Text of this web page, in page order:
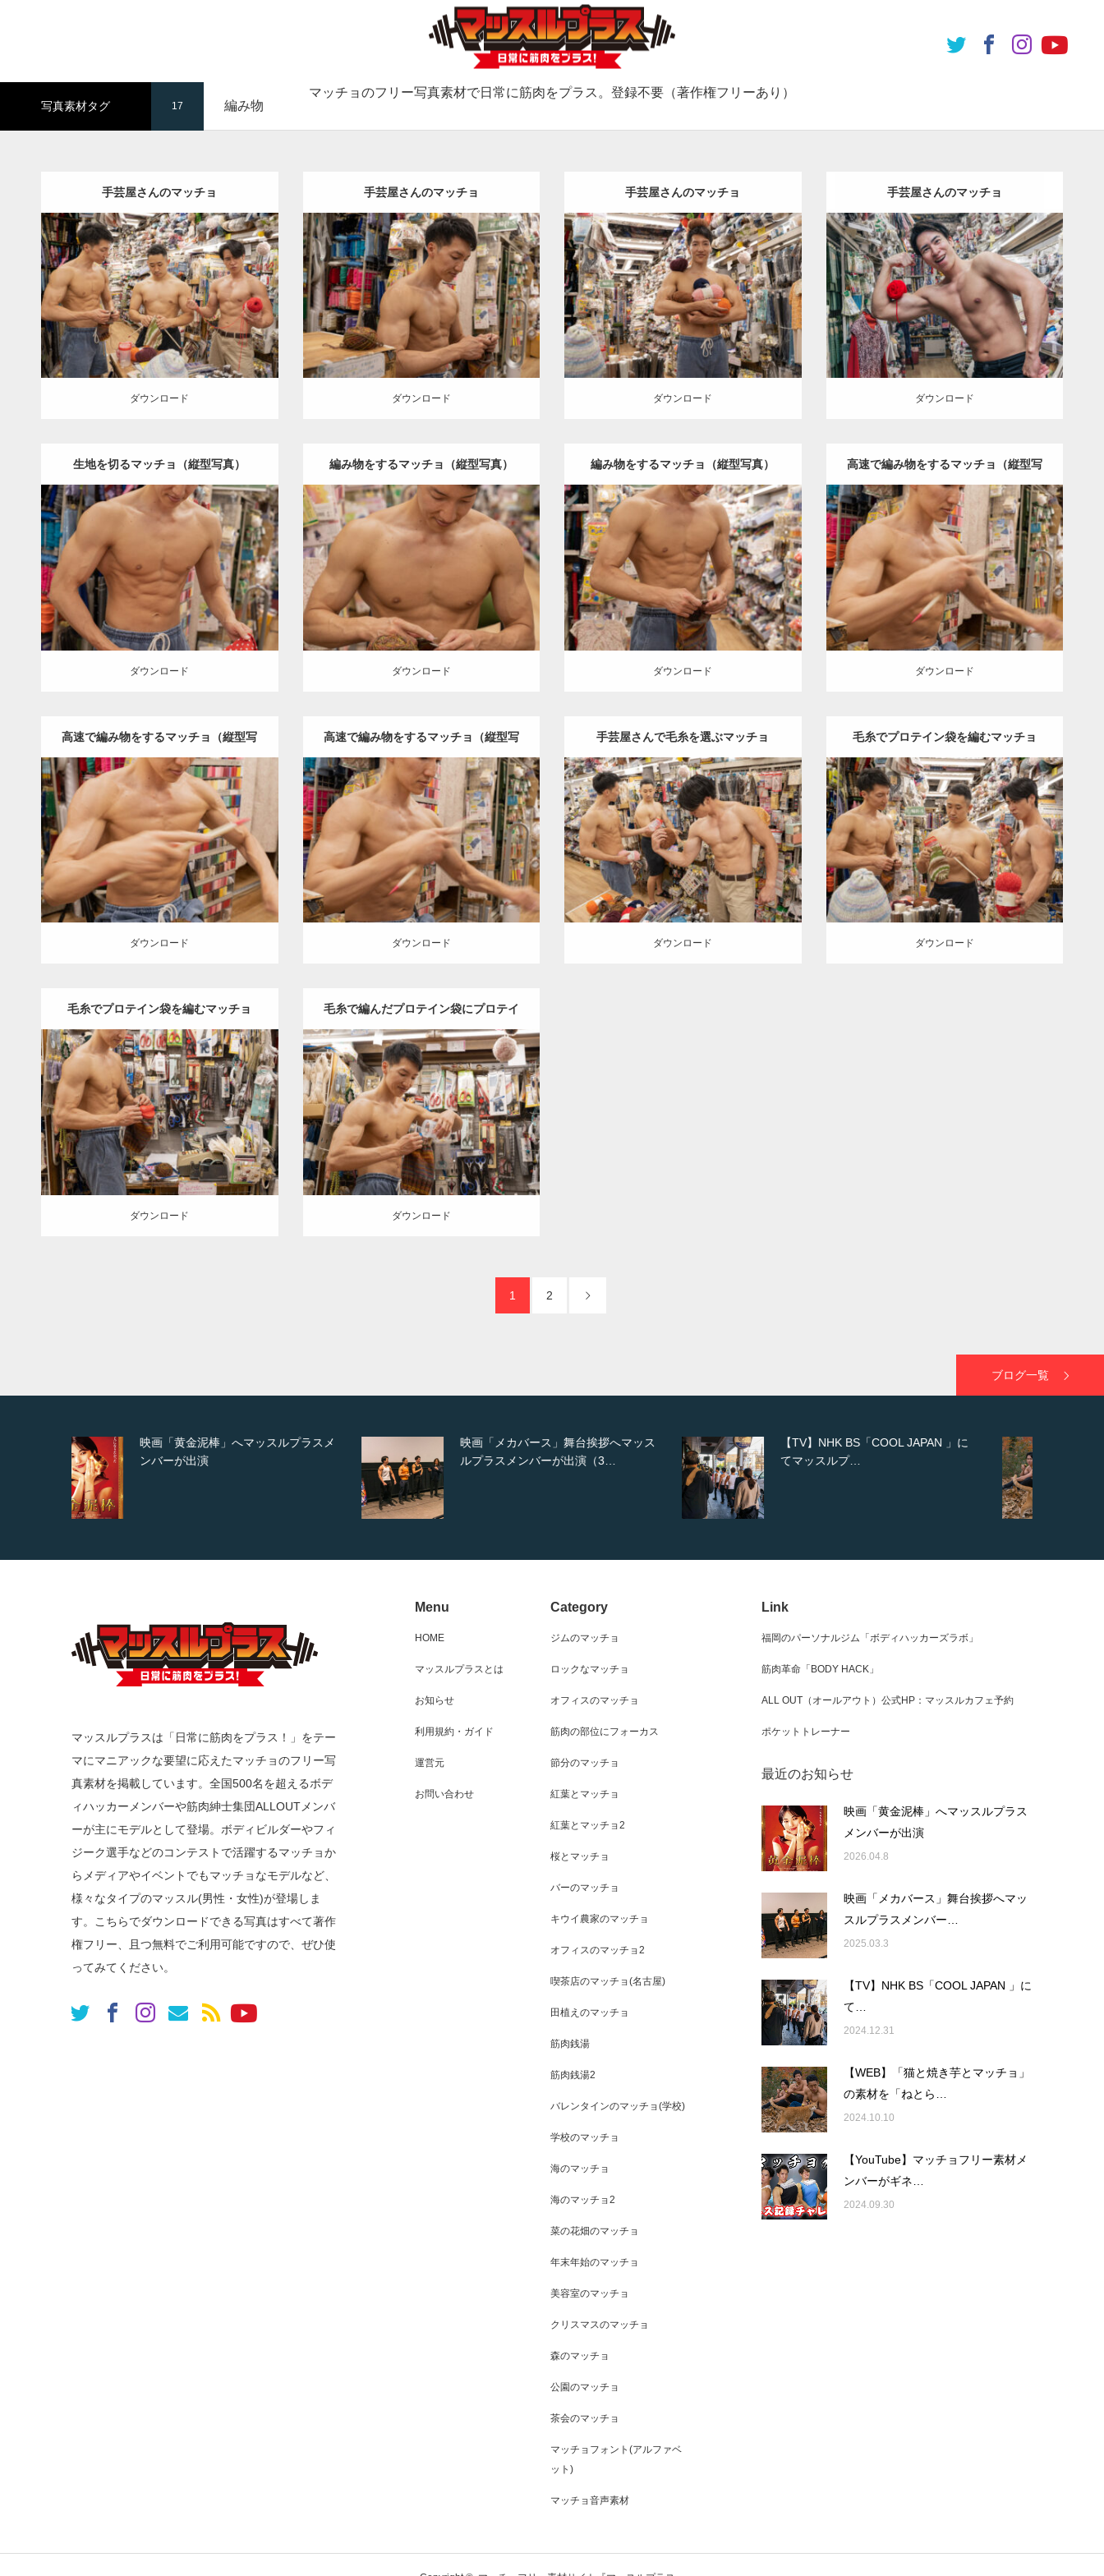
マッチョのフリー写真素材で日常に筋肉をプラス。登録不要（著作権フリーあり）
写真素材タグ 17 編み物
手芸屋さんのマッチョ
Update:2024.06.23
Category:手芸屋さんのマッチョ（方南
町） kaichanAKIHITO(細マッチョ)
SOSUKE 外資系筋肉 肩 方南町（東
京）
ダウンロード
ダウンロード
手芸屋さんのマッチョ
Update:2024.06.20
Category:手芸屋さんのマッチョ（方南
町） kaichanAKIHITO(細マッチョ) 大
胸筋
方南町（東京）
ダウンロード
ダウンロード
手芸屋さんのマッチョ
Update:2024.06.20
Category:手芸屋さんのマッチョ（方南
町） kaichanAKIHITO(細マッチョ) 方
南町（東京）
ダウンロード
ダウンロード
手芸屋さんのマッチョ
Update:2024.06.20
Category:手芸屋さんのマッチョ（方南
町） オレンジの人 SOSUKE 上腕二頭
筋 方南町（東京）
ダウンロード
ダウンロード
生地を切るマッチョ（縦型写真）
Update:
2024.06.23
Category:手芸屋さんのマッチョ（方南
町）
kaichan AKIHITO(細マッチョ) 肩
腹筋 方南町（東京）
ダウンロード
ダウンロード
編み物をするマッチョ（縦型写真）
Update:
2024.06.23
Category:
手芸屋さんのマッチョ（方南
町）
kaichan
胸筋 上腕二頭筋 方南町（東京）
ダウンロード
ダウンロード
編み物をするマッチョ（縦型写真）
Update:
2024.06.23
Category: 手芸屋さんのマッチョ（方南
町）
kaichanAKIHITO(細マッチョ) 大
胸筋 肩 腹筋 方南町（東京）
ダウンロード
ダウンロード
高速で編み物をするマッチョ（縦型写
真）
Update:2024.06.20
Category:
手芸屋さんのマッチョ（方南
kaichan AKIHITO(細マッチョ) 肩
方南町（東京）
ダウンロード
ダウンロード
高速で編み物をするマッチョ（縦型写
真）
Update:
2024.06.23
Category: 手芸屋さんのマッチョ（方南
町） kaichanAKIHITO(細マッチョ) 大
胸筋 肩 方南町（東京）
ダウンロード
ダウンロード
高速で編み物をするマッチョ（縦型写
真）
Update:2024.06.23
Category:
手芸屋さんのマッチョ（方南
kaichan AKIHITO(細マッチョ) 肩
方南町（東京）
ダウンロード
ダウンロード
手芸屋さんで毛糸を選ぶマッチョ
Update:2024.06.21
Category:手芸屋さんのマッチョ（方南
町） kaichanAKIHITO(細マッチョ)
SOSUKE 外資系筋肉 方南町（東京）
ダウンロード
ダウンロード
毛糸でプロテイン袋を編むマッチョ
Update:2024.06.21
Category:手芸屋さんのマッチョ（方南
町） kaichanAKIHITO(細マッチョ)
SOSUKE 外資系筋肉 肩 方南町（東
京）
ダウンロード
ダウンロード
毛糸でプロテイン袋を編むマッチョ
（縦型写真）
Update:2024.06.21
Category: 手芸屋さんのマッチョ（方南
町）
kaichanAKIHITO(細マッチョ) 肩
腹筋 方南町（東京）
ダウンロード
ダウンロード
毛糸で編んだプロテイン袋にプロテイ
ンを入れてみるマッチョ
Update:2024.06.21
Category:手芸屋さんのマッチョ（方南
町） kaichanAKIHITO(細マッチョ) 肩
方南町（東京）
ダウンロード
ダウンロード
1 2
ブログ一覧
映画「メカバース」舞台挨拶へマッス
ルプラスメンバーが出演（3…
【TV】NHK BS「COOL JAPAN 」に
てマッスルプ…
【WEB】「猫と焼き芋とマッチョ」
の素材を「ねとらぼ」さんに…
マッスルプラスは「日常に筋肉をプラス！」をテー
マにマニアックな要望に応えたマッチョのフリー写
真素材を掲載しています。全国500名を超えるボデ
ィハッカーメンバーや筋肉紳士集団ALLOUTメンバ
ーが主にモデルとして登場。ボディビルダーやフィ
ジーク選手などのコンテストで活躍するマッチョか
らメディアやイベントでもマッチョなモデルなど、
様々なタイプのマッスル(男性・女性)が登場しま
す。こちらでダウンロードできる写真はすべて著作
権フリー、且つ無料でご利用可能ですので、ぜひ使
ってみてください。
Menu
HOME
マッスルプラスとは
お知らせ
利用規約・ガイド
運営元
お問い合わせ
Category
ジムのマッチョ
ロックなマッチョ
オフィスのマッチョ
筋肉の部位にフォーカス
節分のマッチョ
紅葉とマッチョ
紅葉とマッチョ2
桜とマッチョ
バーのマッチョ
キウイ農家のマッチョ
オフィスのマッチョ2
喫茶店のマッチョ(名古屋)
田植えのマッチョ
筋肉銭湯
筋肉銭湯2
バレンタインのマッチョ(学校)
学校のマッチョ
海のマッチョ
海のマッチョ2
菜の花畑のマッチョ
年末年始のマッチョ
美容室のマッチョ
クリスマスのマッチョ
森のマッチョ
公園のマッチョ
茶会のマッチョ
マッチョフォント(アルファベ
ット)
マッチョ音声素材
Link
福岡のパーソナルジム「ボディハッカーズラボ」
筋肉革命「BODY HACK」
ALL OUT（オールアウト）公式HP：マッスルカフェ予約
ポケットトレーナー
最近のお知らせ
映画「黄金泥棒」へマッスルプラス
メンバーが出演
2026.04.8
映画「メカバース」舞台挨拶へマッ
スルプラスメンバー…
2025.03.3
【TV】NHK BS「COOL JAPAN 」に
て…
2024.12.31
【WEB】「猫と焼き芋とマッチョ」
の素材を「ねとら…
2024.10.10
【YouTube】マッチョフリー素材メ
ンバーがギネ…
2024.09.30